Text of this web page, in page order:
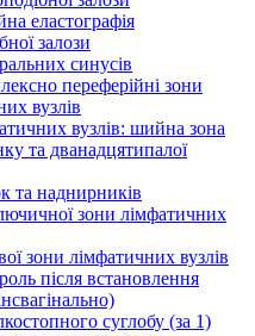
еластографія
залози
синусів
переферійні зони
вузлів
вузлів: шийна зона
та дванадцятипалої
та наднирників
зони лімфатичних
зони лімфатичних вузлів
після встановлення
суглобу (за 1)